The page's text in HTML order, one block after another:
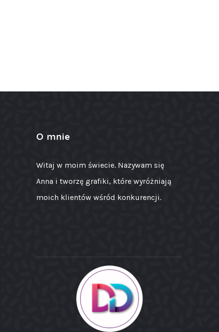
O mnie
Witaj w moim świecie. Nazywam się
Anna i tworzę grafiki, które wyróżniają
moich klientów wśród konkurencji.